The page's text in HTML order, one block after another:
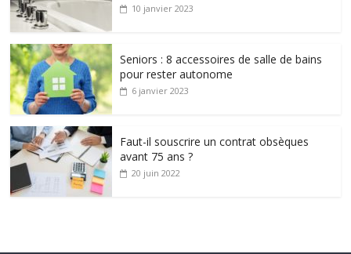
10 janvier 2023
Seniors : 8 accessoires de salle de bains
pour rester autonome
6 janvier 2023
Faut-il souscrire un contrat obsèques
avant 75 ans ?
20 juin 2022